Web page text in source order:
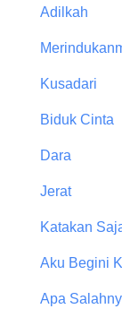
Adilkah
Kusadari
Biduk Cinta
Dara
Jerat
Katakan
Aku Begini
Apa